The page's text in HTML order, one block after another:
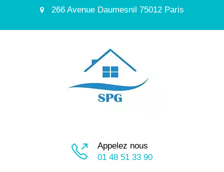
266 Avenue Daumesnil 75012 Paris
Appelez nous
01 48 51 33 90